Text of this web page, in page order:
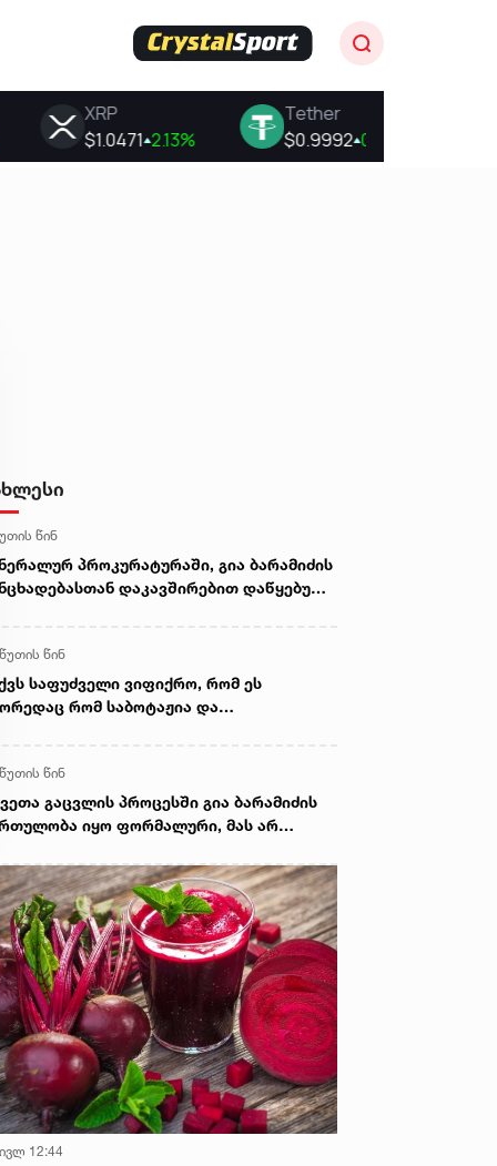
წინ
პროკურატურაში, გია ბარამიძის
დაკავშირებით დაწყებული
წინ
საფუძველი ვიფიქრო, რომ ეს
რომ საბოტაჟია და
ვოლსკი გიორგი ბარამიძის
წინ
გაცვლის პროცესში გია ბარამიძის
იყო ფორმალური, მას არ
ზაქარეიშვილი
12:44